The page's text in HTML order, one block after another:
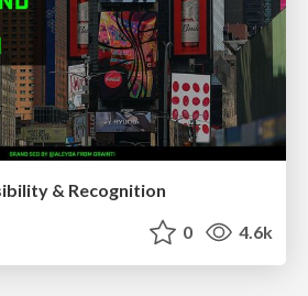
& Recognition
0 4.6k